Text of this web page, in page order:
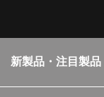
新製品・注目製品